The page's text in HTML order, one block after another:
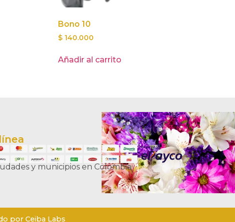
Bono 10
$ 140.000
Añadir al carrito
y municipios en Colombia
por Ceiba Labs